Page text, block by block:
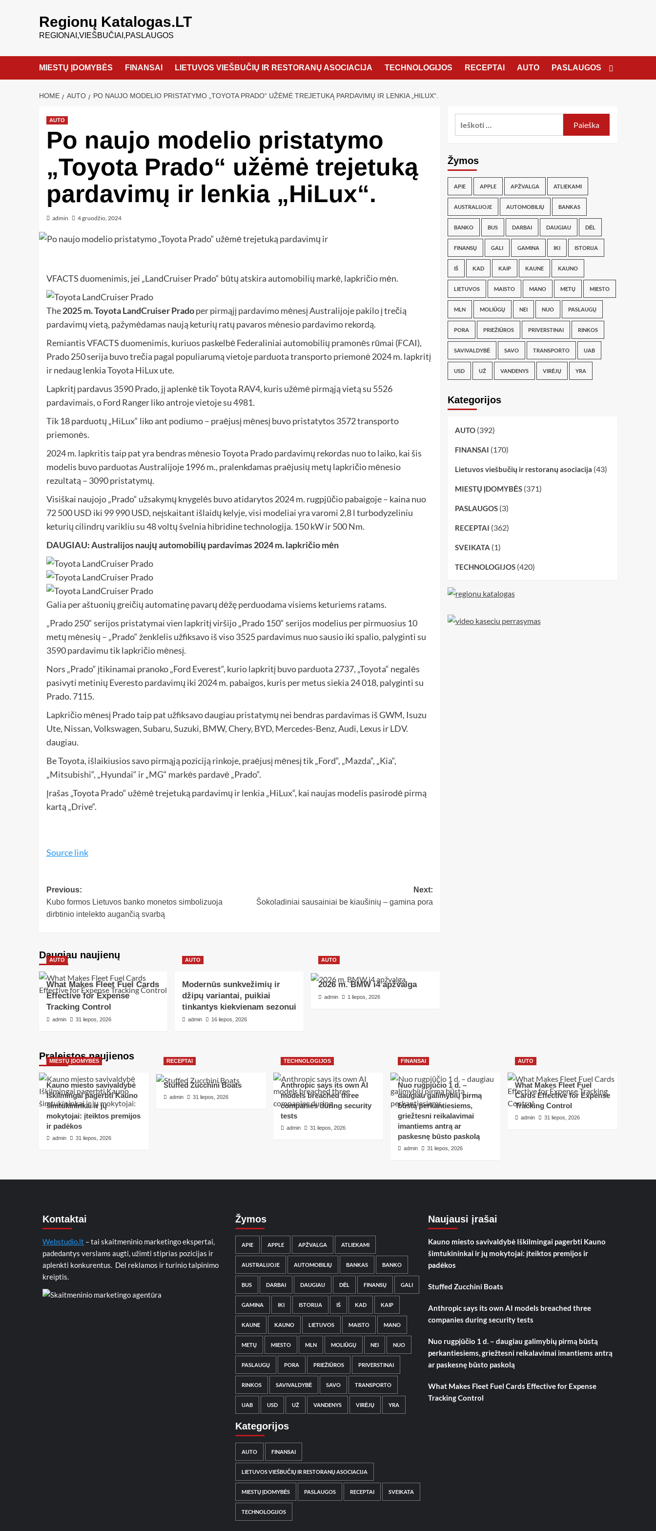
Regionų Katalogas.LT
REGIONAI,VIEŠBUČIAI,PASLAUGOS
MIESTŲ ĮDOMYBĖS FINANSAI LIETUVOS VIEŠBUČIŲ IR RESTORANŲ ASOCIACIJA TECHNOLOGIJOS RECEPTAI AUTO PASLAUGOS
HOME AUTO PO NAUJO MODELIO PRISTATYMO „TOYOTA PRADO“ UŽĖMĖ TREJETUKĄ PARDAVIMŲ IR LENKIA „HILUX“.
AUTO
Po naujo modelio pristatymo
„Toyota Prado“ užėmė trejetuką
pardavimų ir lenkia „HiLux“.
admin 4 gruodžio, 2024
VFACTS duomenimis, jei „LandCruiser Prado“ būtų atskira automobilių markė, lapkričio mėn.
The2025 m. Toyota LandCruiser Pradoper pirmąjį pardavimo mėnesį Australijoje pakilo į trečią
pardavimų vietą, pažymėdamas naują keturių ratų pavaros mėnesio pardavimo rekordą.
Remiantis VFACTS duomenimis, kuriuos paskelbė Federaliniai automobilių pramonės rūmai (FCAI),
Prado 250 serija buvo trečia pagal populiarumą vietoje parduota transporto priemonė 2024 m. lapkritį
ir nedaug lenkia Toyota HiLux ute.
Lapkritį pardavus 3590 Prado, jį aplenkė tik Toyota RAV4, kuris užėmė pirmąją vietą su 5526
pardavimais, o Ford Ranger liko antroje vietoje su 4981.
Tik 18 parduotų „HiLux“ liko ant podiumo – praėjusį mėnesį buvo pristatytos 3572 transporto
priemonės.
2024 m. lapkritis taip pat yra bendras mėnesio Toyota Prado pardavimų rekordas nuo to laiko, kai šis
modelis buvo parduotas Australijoje 1996 m., pralenkdamas praėjusių metų lapkričio mėnesio
rezultatą – 3090 pristatymų.
Visiškai naujojo „Prado“ užsakymų knygelės buvo atidarytos 2024 m. rugpjūčio pabaigoje – kaina nuo
72 500 USD iki 99 990 USD, neįskaitant išlaidų kelyje, visi modeliai yra varomi 2,8 l turbodyzeliniu
keturių cilindrų varikliu su 48 voltų švelnia hibridine technologija. 150 kW ir 500 Nm.
DAUGIAU: Australijos naujų automobilių pardavimas 2024 m. lapkričio mėn
Galia per aštuonių greičių automatinę pavarų dėžę perduodama visiems keturiems ratams.
„Prado 250“ serijos pristatymai vien lapkritį viršijo „Prado 150“ serijos modelius per pirmuosius 10
metų mėnesių – „Prado“ ženklelis užfiksavo iš viso 3525 pardavimus nuo sausio iki spalio, palyginti su
3590 pardavimu tik lapkričio mėnesį.
Nors „Prado“ įtikinamai pranoko „Ford Everest“, kurio lapkritį buvo parduota 2737, „Toyota“ negalės
pasivyti metinių Everesto pardavimų iki 2024 m. pabaigos, kuris per metus siekia 24 018, palyginti su
Prado. 7115.
Lapkričio mėnesį Prado taip pat užfiksavo daugiau pristatymų nei bendras pardavimas iš GWM, Isuzu
Ute, Nissan, Volkswagen, Subaru, Suzuki, BMW, Chery, BYD, Mercedes-Benz, Audi, Lexus ir LDV.
daugiau.
Be Toyota, išlaikiusios savo pirmąją poziciją rinkoje, praėjusį mėnesį tik „Ford“, „Mazda“, „Kia“,
„Mitsubishi“, „Hyundai“ ir „MG“ markės pardavė „Prado“.
Įrašas „Toyota Prado“ užėmė trejetuką pardavimų ir lenkia „HiLux“, kai naujas modelis pasirodė pirmą
kartą „Drive“.
Source link
Previous:
Kubo formos Lietuvos banko monetos simbolizuoja
dirbtinio intelekto augančią svarbą
Next:
Šokoladiniai sausainiai be kiaušinių – gamina pora
Daugiau naujienų
AUTO
What Makes Fleet Fuel Cards
Effective for Expense
Tracking Control
admin 31 liepos, 2026
AUTO
Modernūs sunkvežimių ir
džipų variantai, puikiai
tinkantys kiekvienam sezonui
admin 16 liepos, 2026
AUTO
2026 m. BMW i4 apžvalga
admin 1 liepos, 2026
Žymos
APIE APPLE APŽVALGA ATLIEKAMI
AUSTRALIJOJE AUTOMOBILIŲ BANKAS
BANKO BUS DARBAI DAUGIAU DĖL
FINANSŲ GALI GAMINA IKI ISTORIJA
IŠ KAD KAIP KAUNE KAUNO
LIETUVOS MAISTO MANO METŲ MIESTO
MLN MOLIŪGŲ NEI NUO PASLAUGŲ
PORA PRIEŽIŪROS PRIVERSTINAI RINKOS
SAVIVALDYBĖ SAVO TRANSPORTO UAB
USD UŽ VANDENYS VIRĖJŲ YRA
Kategorijos
AUTO(392)
FINANSAI (170)
Lietuvos viešbučių ir restoranų asociacija (43)
MIESTŲ ĮDOMYBĖS(371)
PASLAUGOS(3)
RECEPTAI (362)
SVEIKATA (1)
TECHNOLOGIJOS(420)
Praleistos naujienos
MIESTŲ ĮDOMYBĖS
Kauno miesto savivaldybė
Iškilmingai pagerbti Kauno
šimtukininkai ir jų
mokytojai: įteiktos premijos
ir padėkos
admin 31 liepos, 2026
RECEPTAI
Stuffed Zucchini Boats
admin 31 liepos, 2026
TECHNOLOGIJOS
Anthropic says its own AI
models breached three
companies during security
tests
admin 31 liepos, 2026
FINANSAI
Nuo rugpjūčio 1 d. –
daugiau galimybių pirmą
būstą perkantiesiems,
griežtesni reikalavimai
imantiems antrą ar
paskesnę būsto paskolą
admin 31 liepos, 2026
AUTO
What Makes Fleet Fuel
Cards Effective for Expense
Tracking Control
admin 31 liepos, 2026
Kontaktai
Webstudio.lt – tai skaitmeninio marketingo ekspertai,
padedantys verslams augti, užimti stiprias pozicijas ir
aplenkti konkurentus. Dėl reklamos ir turinio talpinimo
kreiptis.
Žymos
APIE APPLE APŽVALGA ATLIEKAMI
AUSTRALIJOJE AUTOMOBILIŲ BANKAS BANKO
BUS DARBAI DAUGIAU DĖL FINANSŲ GALI
GAMINA IKI ISTORIJA IŠ KAD KAIP
KAUNE KAUNO LIETUVOS MAISTO MANO
METŲ MIESTO MLN MOLIŪGŲ NEI NUO
PASLAUGŲ PORA PRIEŽIŪROS PRIVERSTINAI
RINKOS SAVIVALDYBĖ SAVO TRANSPORTO
UAB USD UŽ VANDENYS VIRĖJŲ YRA
Kategorijos
AUTO FINANSAI
LIETUVOS VIEŠBUČIŲ IR RESTORANŲ ASOCIACIJA
MIESTŲ ĮDOMYBĖS PASLAUGOS RECEPTAI SVEIKATA
TECHNOLOGIJOS
Naujausi įrašai
Kauno miesto savivaldybė Iškilmingai pagerbti Kauno
šimtukininkai ir jų mokytojai: įteiktos premijos ir
padėkos
Stuffed Zucchini Boats
Anthropic says its own AI models breached three
companies during security tests
Nuo rugpjūčio 1 d. – daugiau galimybių pirmą būstą
perkantiesiems, griežtesni reikalavimai imantiems antrą
ar paskesnę būsto paskolą
What Makes Fleet Fuel Cards Effective for Expense
Tracking Control